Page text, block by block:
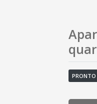
PRONTO